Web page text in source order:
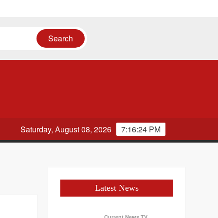
7:16:25 PM
Saturday, August 08, 2026
Latest News